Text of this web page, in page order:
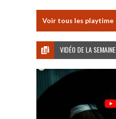
Voir tous les playtime
VIDÉO DE LA SEMAINE